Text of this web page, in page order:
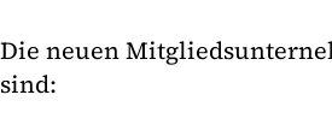
Die neuen
sind: